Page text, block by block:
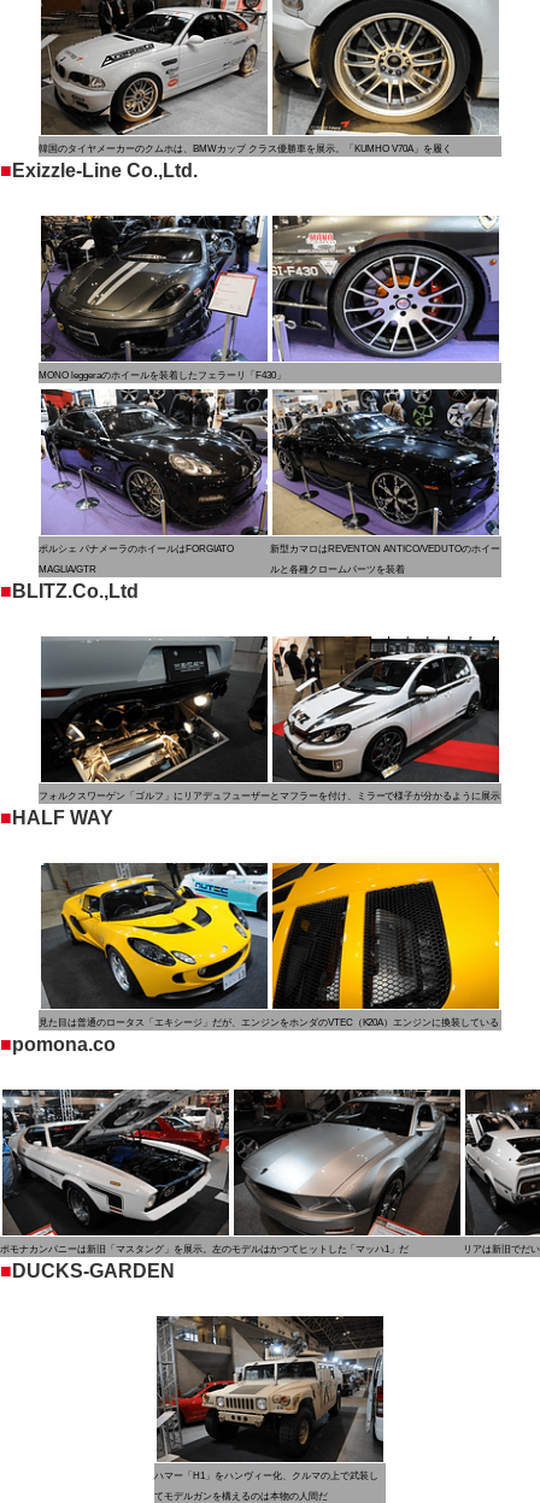
韓国のタイヤメーカーのクムホは、BMWカップ クラス優勝車を展示。「KUMHO V70A」を履く
■ Exizzle-Line Co.,Ltd.
MONO leggeraのホイールを装着したフェラーリ「F430」
ポルシェ パナメーラのホイールはFORGIATO
MAGLIA/GTR
新型カマロはREVENTON ANTICO/VEDUTOのホイー
ルと各種クロームパーツを装着
■ BLITZ.Co.,Ltd
フォルクスワーゲン「ゴルフ」にリアデュフューザーとマフラーを付け、ミラーで様子が分かるように展示
■ HALF WAY
見た目は普通のロータス「エキシージ」だが、エンジンをホンダのVTEC（K20A）エンジンに換装している
■pomona.co
ポモナカンパニーは新旧「マスタング」を展示。左のモデルはかつてヒットした「マッハ1」だ リアは新旧でだ
■ DUCKS-GARDEN
ハマー「H1」をハンヴィー化、クルマの上で武装し
てモデルガンを構えるのは本物の人間だ